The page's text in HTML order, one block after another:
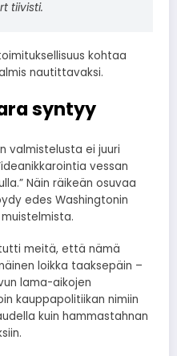
tiivisti.
kohtaa
nautittavaksi.
syntyy
valmistelusta ei juuri
vessan
Näin räikeän osuvaa
edes Washingtonin
meitä, että nämä
loikka taaksepäin –
lama-aikojen
kauppapolitiikan nimiin
kuin hammastahnan